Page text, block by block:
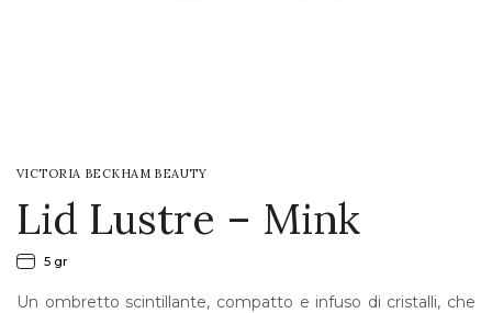
VICTORIA BECKHAM BEAUTY
Lid Lustre – Mink
5 gr
Un ombretto scintillante, compatto e infuso di cristalli, che